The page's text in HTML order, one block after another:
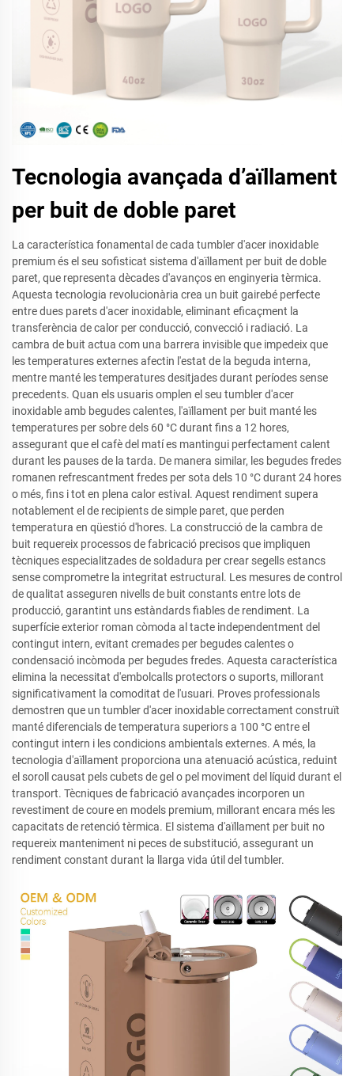
Tecnologia avançada d’aïllament
per buit de doble paret
La característica fonamental de cada tumbler d'acer inoxidable
premium és el seu sofisticat sistema d'aïllament per buit de doble
paret, que representa dècades d'avanços en enginyeria tèrmica.
Aquesta tecnologia revolucionària crea un buit gairebé perfecte
entre dues parets d'acer inoxidable, eliminant eficaçment la
transferència de calor per conducció, convecció i radiació. La
cambra de buit actua com una barrera invisible que impedeix que
les temperatures externes afectin l'estat de la beguda interna,
mentre manté les temperatures desitjades durant períodes sense
precedents. Quan els usuaris omplen el seu tumbler d'acer
inoxidable amb begudes calentes, l'aïllament per buit manté les
temperatures per sobre dels 60 °C durant fins a 12 hores,
assegurant que el cafè del matí es mantingui perfectament calent
durant les pauses de la tarda. De manera similar, les begudes fredes
romanen refrescantment fredes per sota dels 10 °C durant 24 hores
o més, fins i tot en plena calor estival. Aquest rendiment supera
notablement el de recipients de simple paret, que perden
temperatura en qüestió d'hores. La construcció de la cambra de
buit requereix processos de fabricació precisos que impliquen
tècniques especialitzades de soldadura per crear segells estancs
sense comprometre la integritat estructural. Les mesures de control
de qualitat asseguren nivells de buit constants entre lots de
producció, garantint uns estàndards fiables de rendiment. La
superfície exterior roman còmoda al tacte independentment del
contingut intern, evitant cremades per begudes calentes o
condensació incòmoda per begudes fredes. Aquesta característica
elimina la necessitat d'embolcalls protectors o suports, millorant
significativament la comoditat de l'usuari. Proves professionals
demostren que un tumbler d'acer inoxidable correctament construït
manté diferencials de temperatura superiors a 100 °C entre el
contingut intern i les condicions ambientals externes. A més, la
tecnologia d'aïllament proporciona una atenuació acústica, reduint
el soroll causat pels cubets de gel o pel moviment del líquid durant el
transport. Tècniques de fabricació avançades incorporen un
revestiment de coure en models premium, millorant encara més les
capacitats de retenció tèrmica. El sistema d'aïllament per buit no
requereix manteniment ni peces de substitució, assegurant un
rendiment constant durant la llarga vida útil del tumbler.